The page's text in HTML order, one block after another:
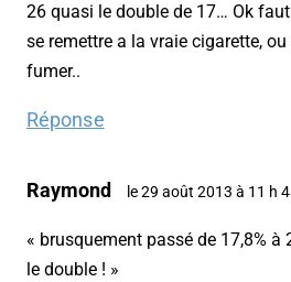
26 quasi le double de 17… Ok
se remettre a la vraie cigarette,
fumer..
Réponse
Raymond le 29 août 2013 à 11 h
« brusquement passé de 17,8% à
le double ! »